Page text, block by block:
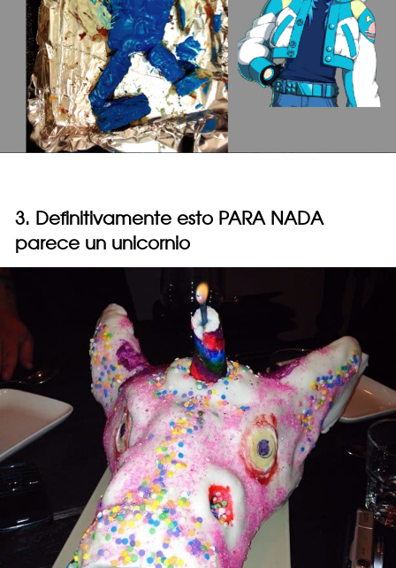
3. Definitivamente esto PARA NADA
parece un unicornio